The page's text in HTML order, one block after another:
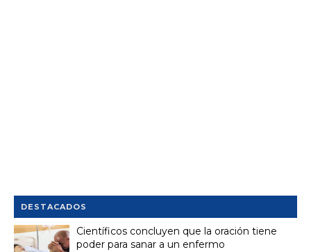
DESTACADOS
Científicos concluyen que la oración tiene
poder para sanar a un enfermo